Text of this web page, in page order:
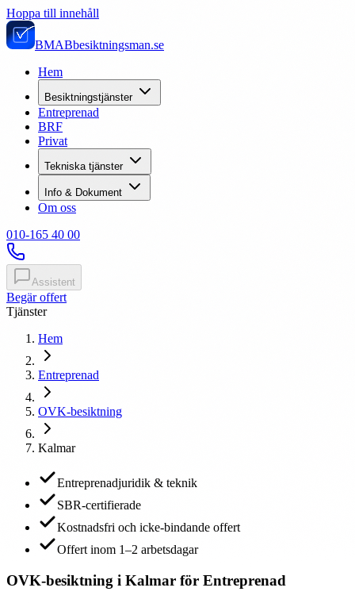
Hoppa till innehåll
BMABbesiktningsman.se
Hem
Besiktningstjänster
Entreprenad
BRF
Privat
Tekniska tjänster
Info & Dokument
Om oss
010-165 40 00
Assistent
Begär offert
Tjänster
Hem
Entreprenad
OVK-besiktning
Kalmar
Entreprenadjuridik & teknik
SBR-certifierade
Kostnadsfri och icke-bindande offert
Offert inom 1–2 arbetsdagar
OVK-besiktning i Kalmar för Entreprenad